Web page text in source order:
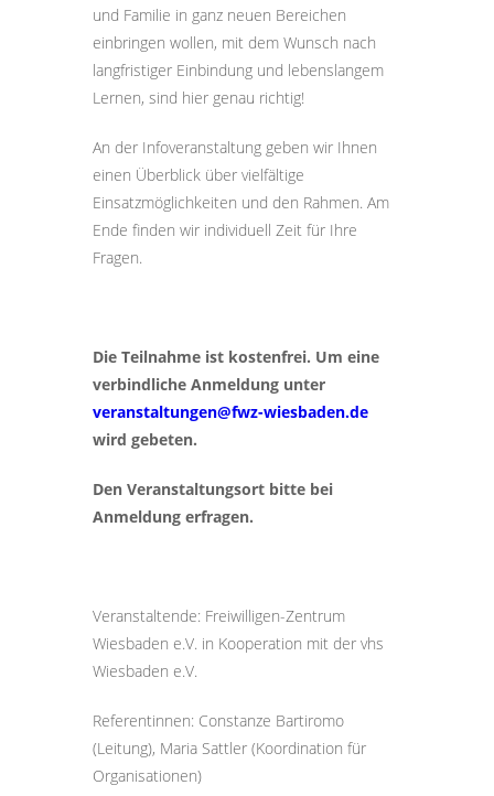
und Familie in ganz neuen Bereichen
einbringen wollen, mit dem Wunsch nach
langfristiger Einbindung und lebenslangem
Lernen, sind hier genau richtig!
An der Infoveranstaltung geben wir Ihnen
einen Überblick über vielfältige
Einsatzmöglichkeiten und den Rahmen. Am
Ende finden wir individuell Zeit für Ihre
Fragen.
Die Teilnahme ist kostenfrei. Um eine
verbindliche Anmeldung unter
veranstaltungen@fwz-wiesbaden.de
wird gebeten.
Den Veranstaltungsort bitte bei
Anmeldung erfragen.
Veranstaltende: Freiwilligen-Zentrum
Wiesbaden e.V. in Kooperation mit der vhs
Wiesbaden e.V.
Referentinnen: Constanze Bartiromo
(Leitung), Maria Sattler (Koordination für
Organisationen)